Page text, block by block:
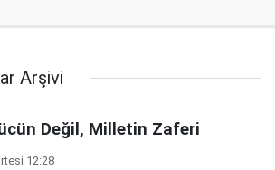
Arşivi
Değil, Milletin Zaferi
12:28